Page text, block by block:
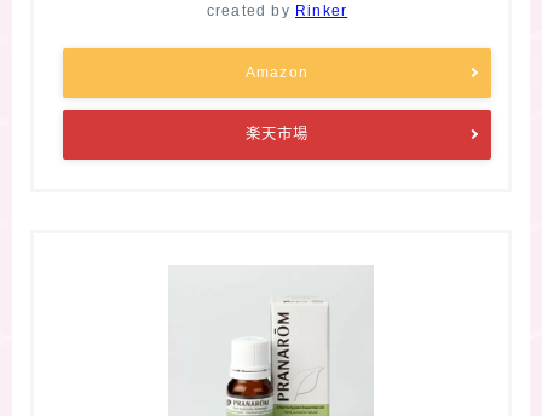
created by Rinker
Amazon
楽天市場